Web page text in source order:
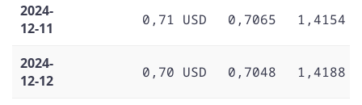
2024-
12-11
0,71 USD 0,7065 1,4154
2024-
12-12
0,70 USD 0,7048 1,4188